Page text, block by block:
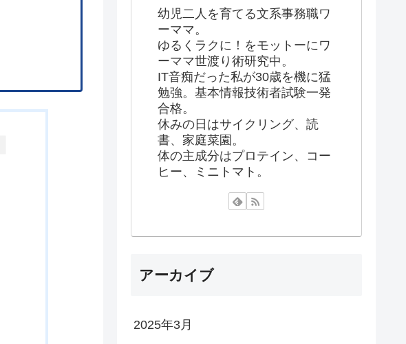
幼児二人を育てる文系事務職ワ
ーママ。
ゆるくラクに！をモットーにワ
ーママ世渡り術研究中。
IT音痴だった私が30歳を機に猛
勉強。基本情報技術者試験一発
合格。
休みの日はサイクリング、読
書、家庭菜園。
体の主成分はプロテイン、コー
ヒー、ミニトマト。
アーカイブ
2025年3月